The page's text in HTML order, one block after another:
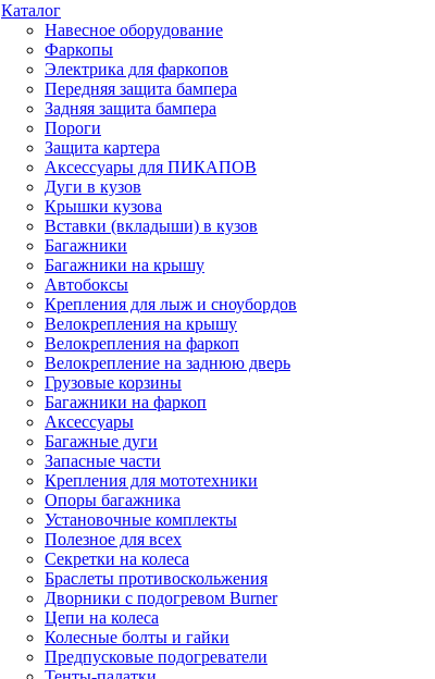
Каталог
Навесное оборудование
Фаркопы
Электрика для фаркопов
Передняя защита бампера
Задняя защита бампера
Пороги
Защита картера
Аксессуары для ПИКАПОВ
Дуги в кузов
Крышки кузова
Вставки (вкладыши) в кузов
Багажники
Багажники на крышу
Автобоксы
Крепления для лыж и сноубордов
Велокрепления на крышу
Велокрепления на фаркоп
Велокрепление на заднюю дверь
Грузовые корзины
Багажники на фаркоп
Аксессуары
Багажные дуги
Запасные части
Крепления для мототехники
Опоры багажника
Установочные комплекты
Полезное для всех
Секретки на колеса
Браслеты противоскольжения
Дворники с подогревом Burner
Цепи на колеса
Колесные болты и гайки
Предпусковые подогреватели